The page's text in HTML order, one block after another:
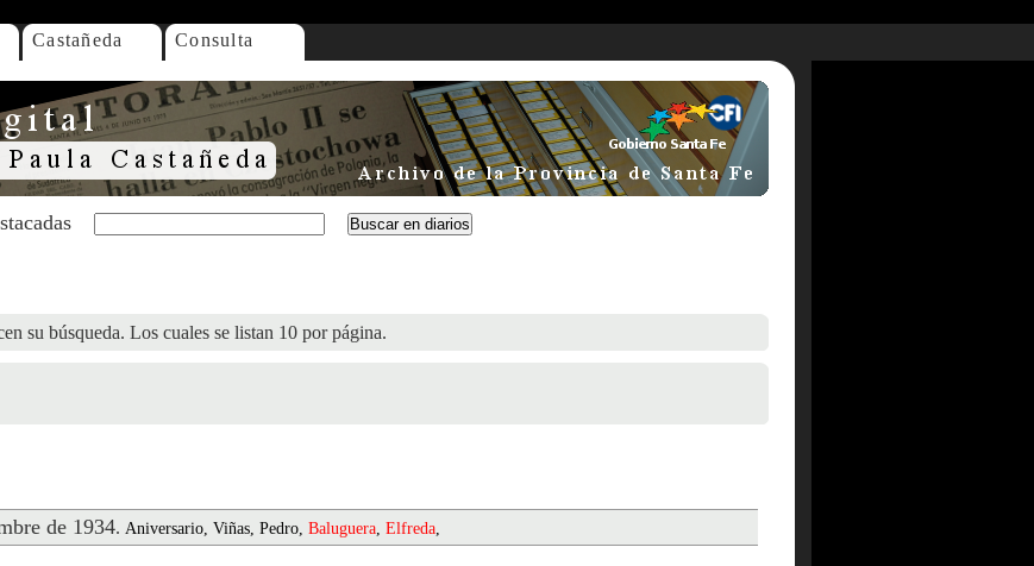
Castañeda Consulta
su búsqueda. Los cuales se listan 10 por página.
de 1934. Aniversario, Viñas, Pedro, Baluguera, Elfreda,